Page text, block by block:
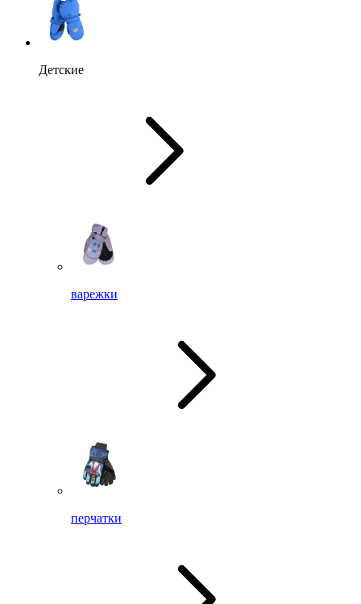
Детские
варежки
перчатки